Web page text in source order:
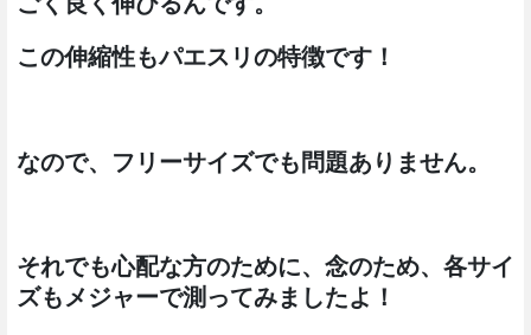
この伸縮性もパエスリの特徴です！
なので、フリーサイズでも問題ありません。
それでも心配な方のために、念のため、各サイ
ズもメジャーで測ってみましたよ！